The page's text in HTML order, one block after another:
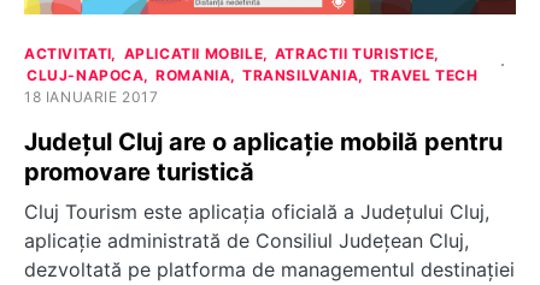
ACTIVITATI APLICATII MOBILE
ATRACTII TURISTICE
CLUJ-NAPOCA
ROMANIA TRANSILVANIA
TRAVEL TECH
18 IANUARIE 2017
Județul Cluj are o aplicație mobilă pentru
promovare turistică
Cluj Tourism este aplicația oficială a Județului Cluj,
aplicație administrată de Consiliul Județean Cluj,
dezvoltată pe platforma de managementul destinației